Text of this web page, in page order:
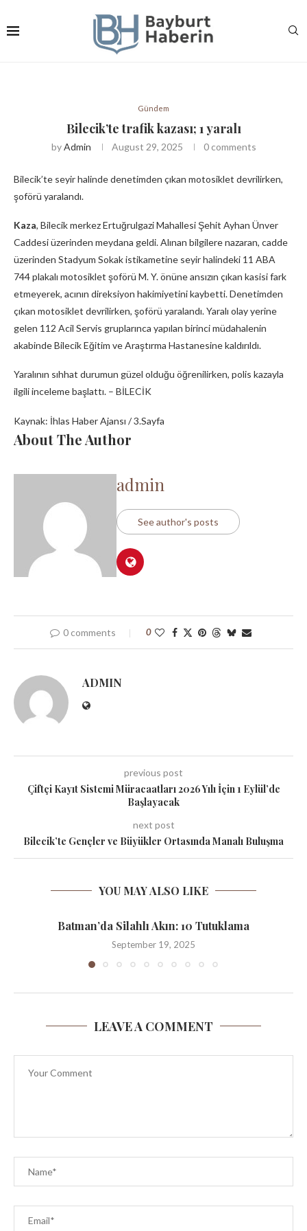
Gündem
Bilecik’te trafik kazası; 1 yaralı
byAdmin August 29, 2025 0 comments
Bilecik’te seyir halinde denetimden çıkan motosiklet devrilirken,
şoförü yaralandı.
Kaza, Bilecik merkez Ertuğrulgazi Mahallesi Şehit Ayhan Ünver
Caddesi üzerinden meydana geldi. Alınan bilgilere nazaran, cadde
üzerinden Stadyum Sokak istikametine seyir halindeki 11 ABA
744 plakalı motosiklet şoförü M. Y. önüne ansızın çıkan kasisi fark
etmeyerek, acının direksiyon hakimiyetini kaybetti. Denetimden
çıkan motosiklet devrilirken, şoförü yaralandı. Yaralı olay yerine
gelen 112 Acil Servis gruplarınca yapılan birinci müdahalenin
akabinde Bilecik Eğitim ve Araştırma Hastanesine kaldırıldı.
Yaralının sıhhat durumun güzel olduğu öğrenilirken, polis kazayla
ilgili inceleme başlattı. – BİLECİK
Kaynak: İhlas Haber Ajansı / 3.Sayfa
About The Author
admin
See author's posts
0 comments 0
ADMIN
previous post
Çiftçi Kayıt Sistemi Müracaatları 2026 Yılı İçin 1 Eylül’de
Başlayacak
next post
Bilecik’te Gençler ve Büyükler Ortasında Manalı Buluşma
YOU MAY ALSO LIKE
Batman’da Silahlı Akın: 10 Tutuklama
September 19, 2025
LEAVE A COMMENT